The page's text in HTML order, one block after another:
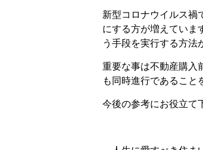
新型コロナウイルス禍
にする方が増えていま
う手段を実行する方法
重要な事は不動産購入
も同時進行であること
今後の参考にお役立て